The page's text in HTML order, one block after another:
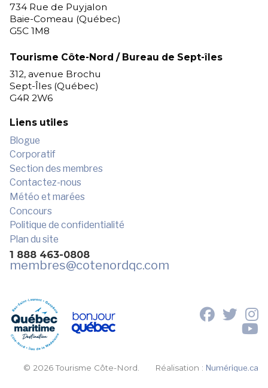
734 Rue de Puyjalon
Baie-Comeau (Québec)
G5C 1M8
Tourisme Côte-Nord / Bureau de Sept-îles
312, avenue Brochu
Sept-Îles (Québec)
G4R 2W6
Liens utiles
Blogue
Corporatif
Section des membres
Contactez-nous
Météo et marées
Concours
Politique de confidentialité
Plan du site
1 888 463-0808
membres@cotenordqc.com
© 2026 Tourisme Côte-Nord. Réalisation :Numérique.ca